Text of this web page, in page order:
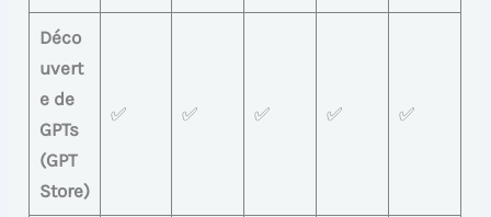
Déco
uvert
e de
GPTs
(GPT
Store)
✅ ✅ ✅ ✅ ✅